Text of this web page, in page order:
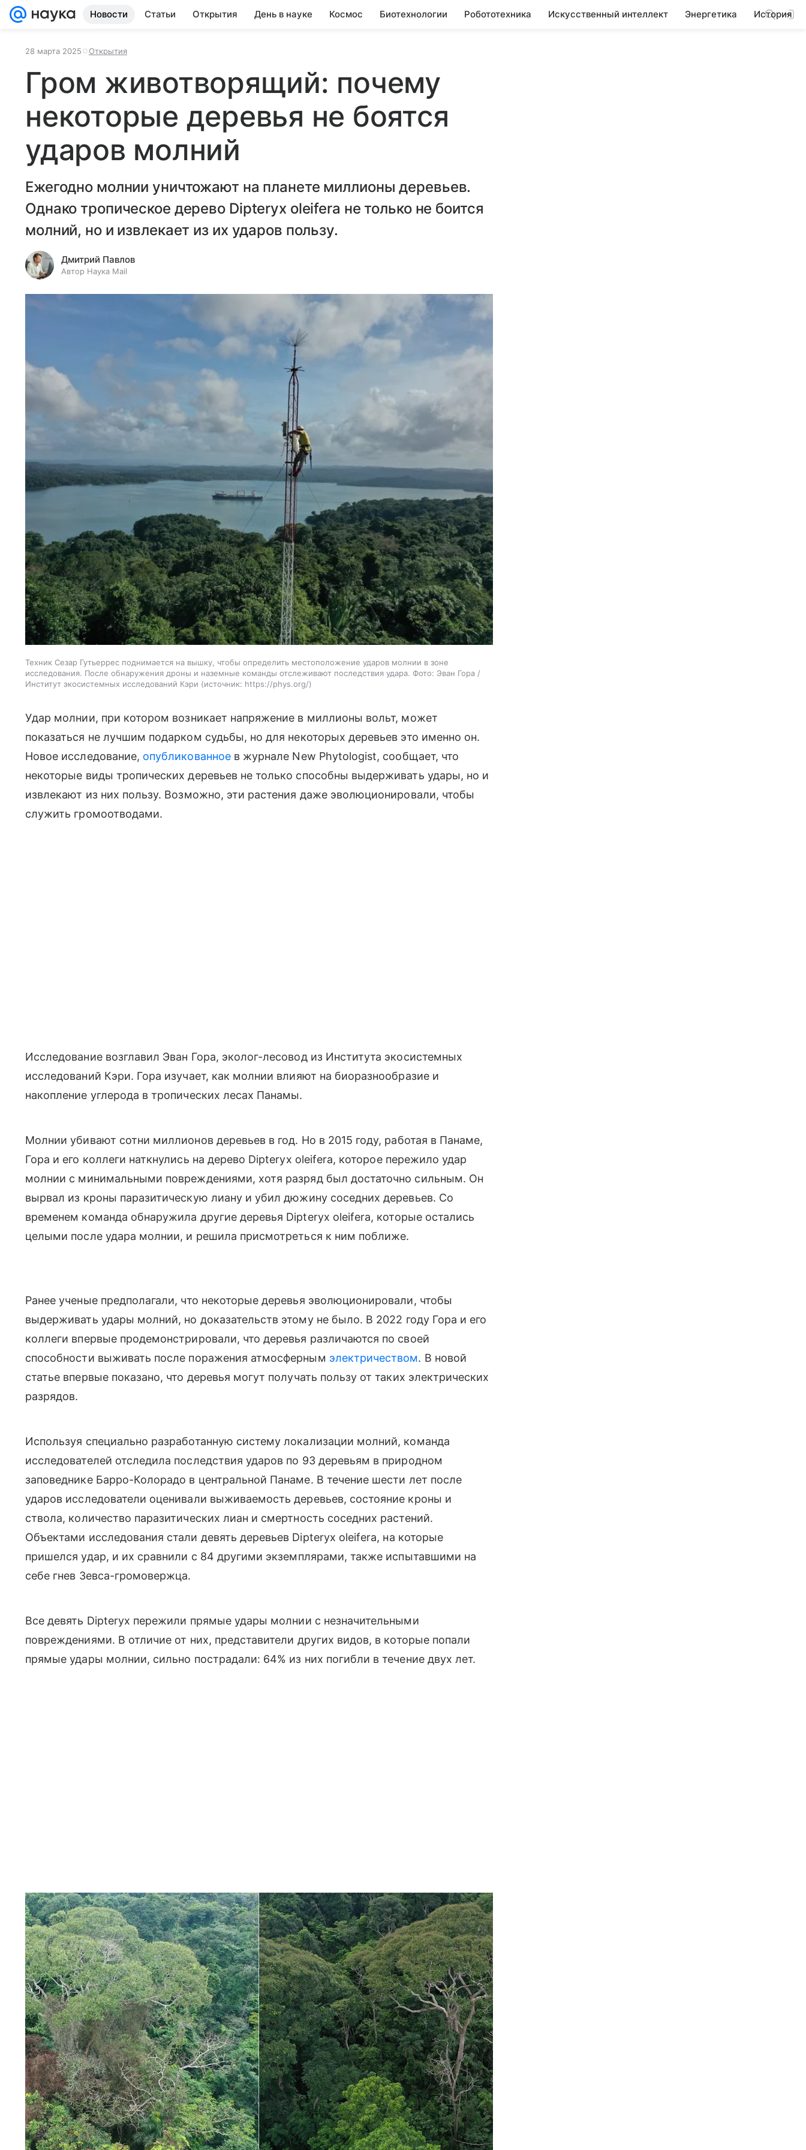
Новости Статьи Открытия День в науке Космос Биотехнологии Робототехника Искусственный интеллект Энергетика История
28 марта 2025 Открытия
Гром животворящий: почему
некоторые деревья не боятся
ударов молний
Ежегодно молнии уничтожают на планете миллионы деревьев.
Однако тропическое дерево Dipteryx oleifera не только не боится
молний, но и извлекает из их ударов пользу.
Дмитрий Павлов
Автор Наука Mail
Техник Сезар Гутьеррес поднимается на вышку, чтобы определить местоположение ударов молнии в зоне
исследования. После обнаружения дроны и наземные команды отслеживают последствия удара. Фото: Эван Гора /
Институт экосистемных исследований Кэри
источник: https://phys.org/
Удар молнии, при котором возникает напряжение в миллионы вольт, может
показаться не лучшим подарком судьбы, но для некоторых деревьев это именно он.
Новое исследование, опубликованноев журнале New Phytologist, сообщает, что
некоторые виды тропических деревьев не только способны выдерживать удары, но и
извлекают из них пользу. Возможно, эти растения даже эволюционировали, чтобы
служить громоотводами.
Исследование возглавил Эван Гора, эколог-лесовод из Института экосистемных
исследований Кэри. Гора изучает, как молнии влияют на биоразнообразие и
накопление углерода в тропических лесах Панамы.
Молнии убивают сотни миллионов деревьев в год. Но в 2015 году, работая в Панаме,
Гора и его коллеги наткнулись на дерево Dipteryx oleifera, которое пережило удар
молнии с минимальными повреждениями, хотя разряд был достаточно сильным. Он
вырвал из кроны паразитическую лиану и убил дюжину соседних деревьев. Со
временем команда обнаружила другие деревья Dipteryx oleifera, которые остались
целыми после удара молнии, и решила присмотреться к ним поближе.
Ранее ученые предполагали, что некоторые деревья эволюционировали, чтобы
выдерживать удары молний, но доказательств этому не было. В 2022 году Гора и его
коллеги впервые продемонстрировали, что деревья различаются по своей
способности выживать после поражения атмосферным электричеством. В новой
статье впервые показано, что деревья могут получать пользу от таких электрических
разрядов.
Используя специально разработанную систему локализации молний, команда
исследователей отследила последствия ударов по 93 деревьям в природном
заповеднике Барро-Колорадо в центральной Панаме. В течение шести лет после
ударов исследователи оценивали выживаемость деревьев, состояние кроны и
ствола, количество паразитических лиан и смертность соседних растений.
Объектами исследования стали девять деревьев Dipteryx oleifera, на которые
пришелся удар, и их сравнили с 84 другими экземплярами, также испытавшими на
себе гнев Зевса-громовержца.
Все девять Dipteryx пережили прямые удары молнии с незначительными
повреждениями. В отличие от них, представители других видов, в которые попали
прямые удары молнии, сильно пострадали: 64% из них погибли в течение двух лет.